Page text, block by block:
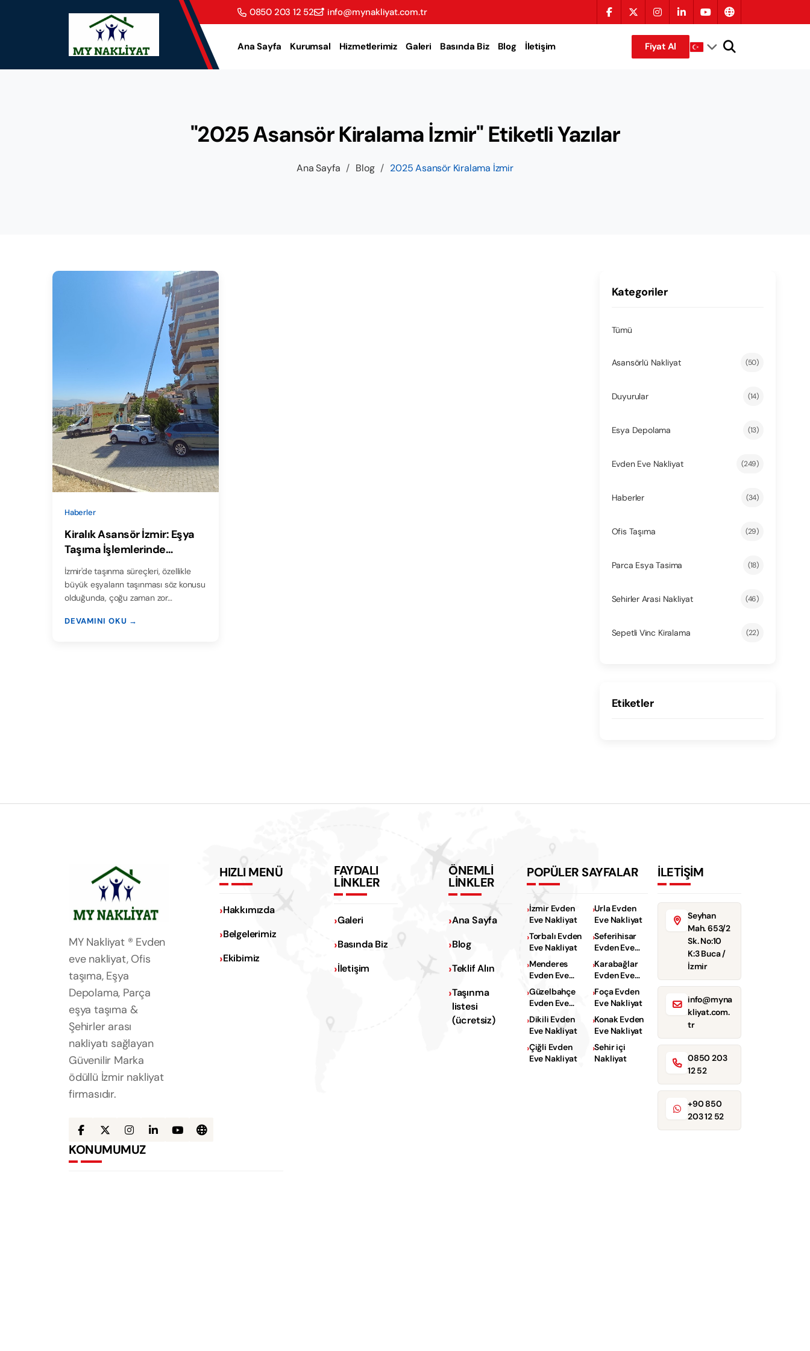
0850 203 12 52 info@mynakliyat.com.tr
Ana Sayfa Kurumsal Hizmetlerimiz Galeri Basında Biz Blog İletişim Fiyat Al
"2025 Asansör Kiralama İzmir" Etiketli Yazılar
Ana Sayfa / Blog / 2025 Asansör Kiralama İzmir
Haberler
Kiralık Asansör İzmir: Eşya
Taşıma İşlemlerinde
Kolaylık
İzmir'de taşınma süreçleri, özellikle
büyük eşyaların taşınması söz konusu
olduğunda, çoğu zaman zor…
DEVAMINI OKU →
Kategoriler
Tümü
Asansörlü Nakliyat (50)
Duyurular (14)
Esya Depolama (13)
Evden Eve Nakliyat (249)
Haberler (34)
Ofis Taşıma (29)
Parca Esya Tasima (18)
Sehirler Arasi Nakliyat (46)
Sepetli Vinc Kiralama (22)
Etiketler
MY Nakliyat ® Evden
eve nakliyat, Ofis
taşıma, Eşya
Depolama, Parça
eşya taşıma &
Şehirler arası
nakliyatı sağlayan
Güvenilir Marka
ödüllü İzmir nakliyat
firmasıdır.
HIZLI MENÜ
Hakkımızda
Belgelerimiz
Ekibimiz
FAYDALI
LİNKLER
Galeri
Basında Biz
İletişim
ÖNEMLİ
LİNKLER
Ana Sayfa
Blog
Teklif Alın
Taşınma
listesi
(ücretsiz)
POPÜLER SAYFALAR
İzmir Evden
Eve Nakliyat
Urla Evden
Eve Nakliyat
Torbalı Evden
Eve Nakliyat
Seferihisar
Evden Eve
Nakliyat
Menderes
Evden Eve
Nakliyat
Karabağlar
Evden Eve
Nakliyat
Güzelbahçe
Evden Eve
Nakliyat
Foça Evden
Eve Nakliyat
Dikili Evden
Eve Nakliyat
Konak Evden
Eve Nakliyat
Çiğli Evden
Eve Nakliyat
Sehir içi
Nakliyat
İLETİŞİM
Seyhan
Mah. 653/2
Sk. No:10
K:3 Buca /
İzmir
info@myna
kliyat.com.
tr
0850 203
12 52
+90 850
203 12 52
KONUMUMUZ